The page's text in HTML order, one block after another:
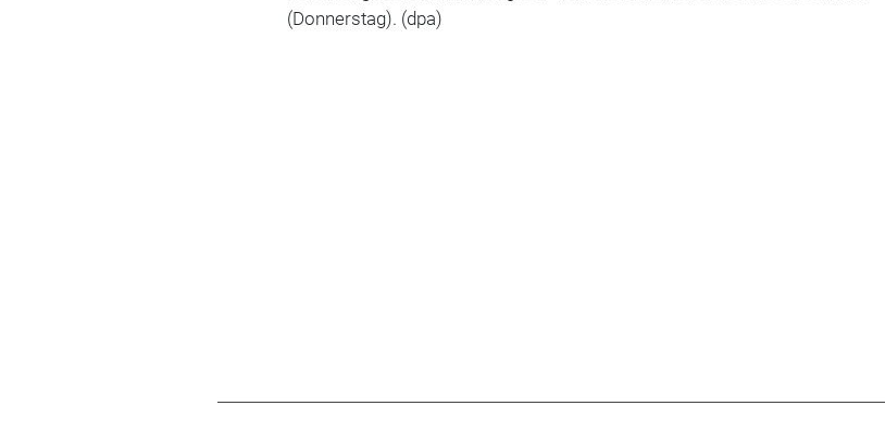
(Donnerstag). (dpa)